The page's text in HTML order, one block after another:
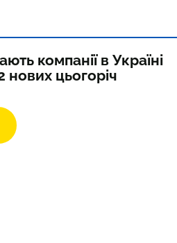
компанії в Україні
нових цьогоріч